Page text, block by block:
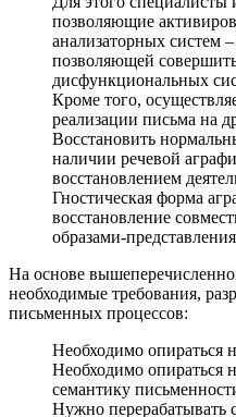
позволяющие
анализаторных систем
позволяющей
дисфункциональных
Кроме того,
реализации письма на
Восстановить
наличии речевой
восстановлением
Гностическая форма
восстановление
образами-
На основе
необходимые требования,
письменных процессов:
Необходимо опираться
Необходимо опираться
семантику
Нужно перерабатывать